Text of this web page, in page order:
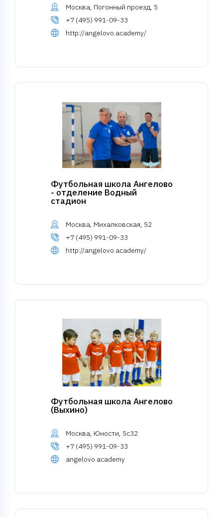
Москва, Погонный проезд, 5
+7 (495) 991-09-33
http://angelovo.academy/
Футбольная школа Ангелово
- отделение Водный
стадион
Москва, Михалковская, 52
+7 (495) 991-09-33
http://angelovo.academy/
Футбольная школа Ангелово
(Выхино)
Москва, Юности, 5с32
+7 (495) 991-09-33
angelovo.academy